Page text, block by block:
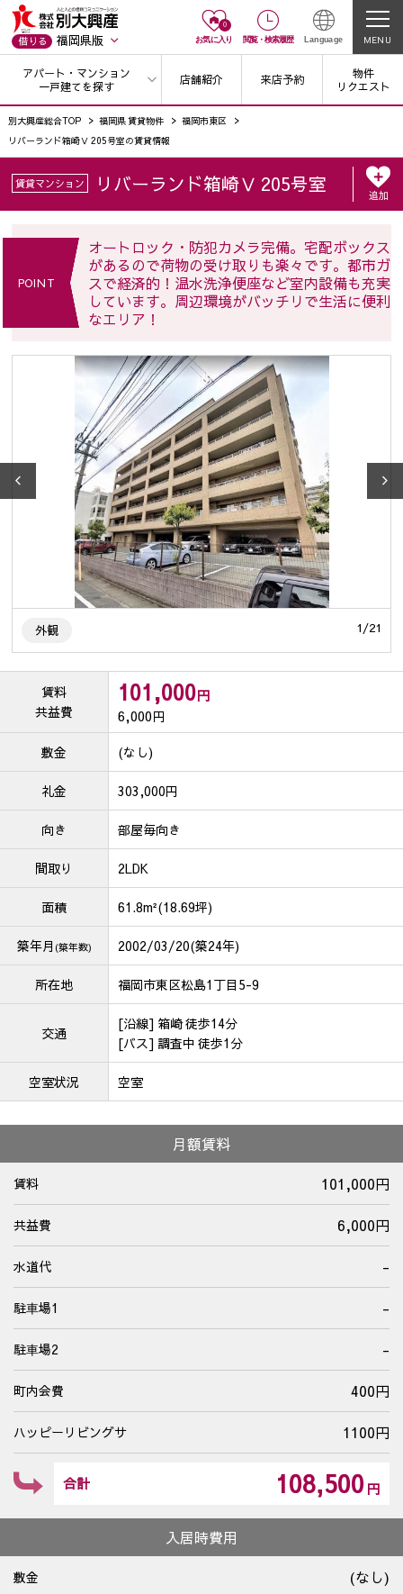
借りる 福岡県版
0
お気に入り 閲覧・ 検索履歴 Language MENU
アパート・マンション
一戸建てを探す
店舗紹介 来店予約
物件
リクエスト
別大興産総合TOP 福岡県 賃貸物件
福岡市東区
リバーランド箱崎Ⅴ 205号室の賃貸情報
賃貸マンション リバーランド箱崎Ⅴ 205号室 追加
POINT
オートロック・防犯カメラ完備。宅配ボックス
があるので荷物の受け取りも楽々です。都市ガ
スで経済的！温水洗浄便座など室内設備も充実
しています。周辺環境がバッチリで生活に便利
なエリア！
外観 1/21
賃料
共益費
101,000円
6,000円
敷金
(なし)
礼金 303,000円
向き 部屋毎向き
間取り 2LDK
面積 61.8m²(18.69坪)
築年月 (築年数) 2002/03/20(築24年)
所在地 福岡市東区松島1丁目5-9
交通
[沿線] 箱崎 徒歩14分
[バス] 調査中 徒歩1分
空室状況 空室
月額賃料
賃料 101,000円
共益費 6,000円
水道代 -
駐⾞場1 -
駐⾞場2 -
町内会費 400円
ハッピーリビングサ 1100円
合計 108,500円
入居時費用
敷金 (なし)